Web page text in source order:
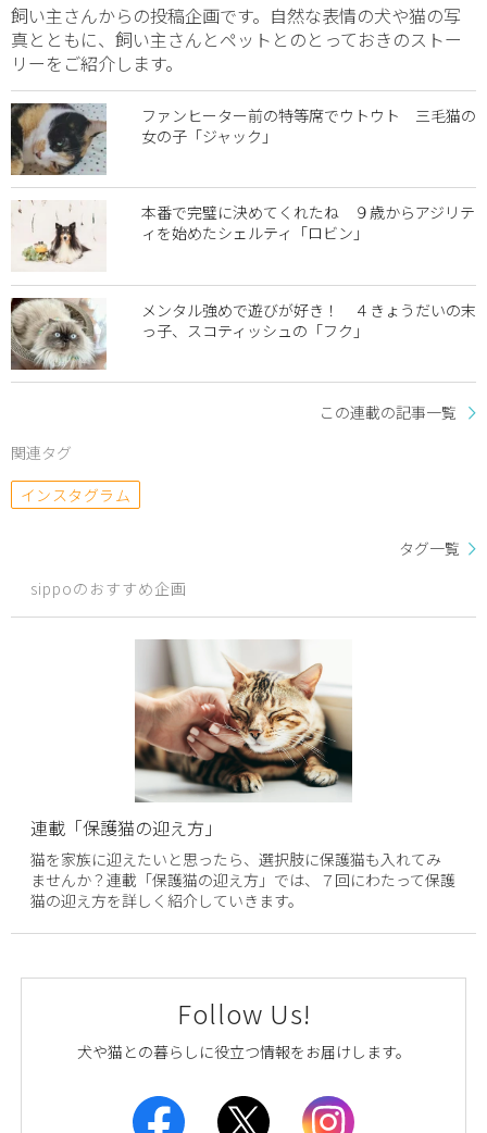
飼い主さんからの投稿企画です。自然な表情の犬や猫の写
真とともに、飼い主さんとペットとのとっておきのストー
リーをご紹介します。
ファンヒーター前の特等席でウトウト 三毛猫の
女の子「ジャック」
本番で完璧に決めてくれたね ９歳からアジリテ
ィを始めたシェルティ「ロビン」
メンタル強めで遊びが好き！ ４きょうだいの末
っ子、スコティッシュの「フク」
この連載の記事一覧
関連タグ
インスタグラム
タグ一覧
sippoのおすすめ企画
連載「保護猫の迎え方」
猫を家族に迎えたいと思ったら、選択肢に保護猫も入れてみ
ませんか？連載「保護猫の迎え方」では、７回にわたって保護
猫の迎え方を詳しく紹介していきます。
Follow Us!
犬や猫との暮らしに役立つ情報をお届けします。